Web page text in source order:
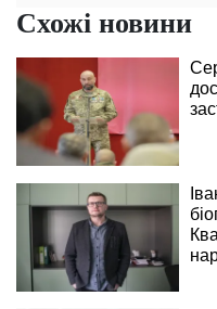
Схожі новини